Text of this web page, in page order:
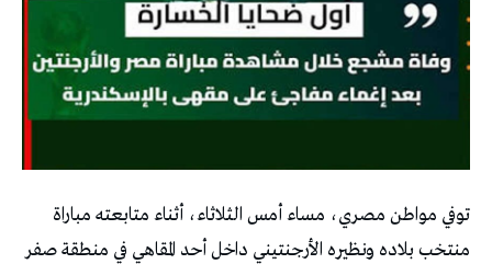
توفي مواطن مصري، مساء أمس الثلاثاء، أثناء متابعته مباراة
منتخب بلاده ونظيره الأرجنتيني داخل أحد المقاهي في منطقة صفر